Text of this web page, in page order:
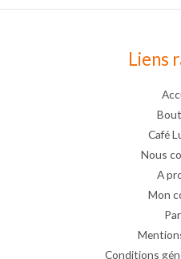
Liens
Café
Nous
A
Mon
Conditions